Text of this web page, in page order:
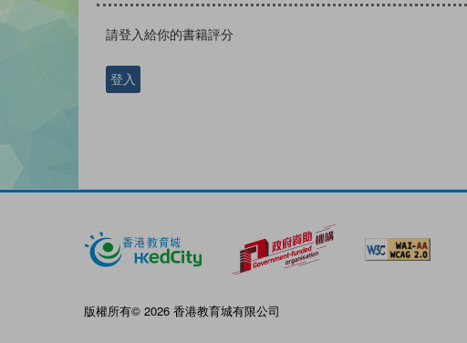
請登入給你的書籍評分
登入
版權所有© 2026 香港教育城有限公司